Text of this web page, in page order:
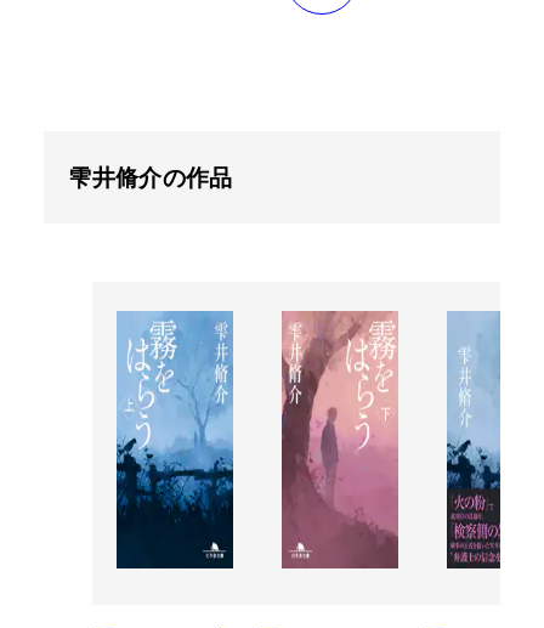
雫井脩介の作品